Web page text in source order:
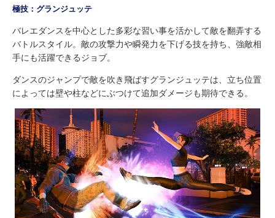
極技：グランジュッテ
バレエダンスを中心とした多彩な習い事を活かして敵を翻弄する
バトルスタイル。敵の攻撃力や瞬発力を下げる技を持ち、強敵相
手にも活躍できるジョブ。
ダンスのジャンプで敵を吹き飛ばすグランジュッテは、立ち位置
によっては壁や柱などにぶつけて追加ダメージも期待できる。